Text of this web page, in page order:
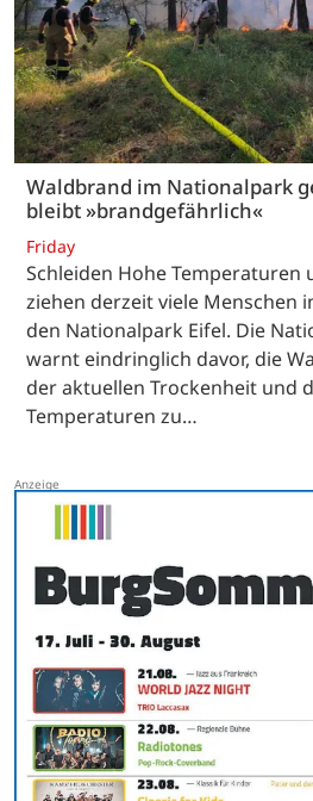
Waldbrand im Nationalpark
bleibt »brandgefährlich«
Friday
Schleiden Hohe Temperaturen
ziehen derzeit viele Menschen
den Nationalpark Eifel. Die
warnt eindringlich davor, die
der aktuellen Trockenheit und
Temperaturen zu…